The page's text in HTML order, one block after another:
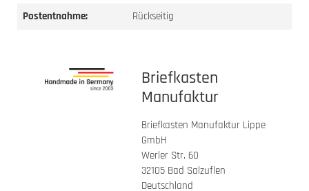
Postentnahme:
Rückseitig
Briefkasten
Manufaktur
Briefkasten Manufaktur Lippe
GmbH
Werler Str. 60
32105 Bad Salzuflen
Deutschland